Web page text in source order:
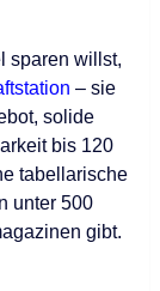
sparen willst,
– sie
solide
bis 120
tabellarische
unter 500
gibt.